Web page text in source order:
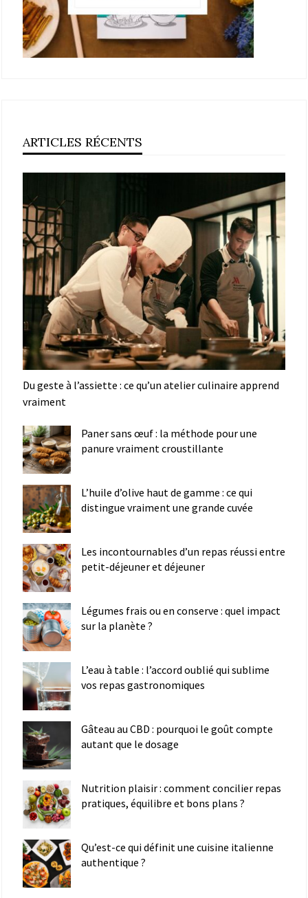
ARTICLES RÉCENTS
Du geste à l’assiette : ce qu’un atelier culinaire apprend
vraiment
Paner sans œuf : la méthode pour une
panure vraiment croustillante
L’huile d’olive haut de gamme : ce qui
distingue vraiment une grande cuvée
Les incontournables d’un repas réussi entre
petit-déjeuner et déjeuner
Légumes frais ou en conserve : quel impact
sur la planète ?
L’eau à table : l’accord oublié qui sublime
vos repas gastronomiques
Gâteau au CBD : pourquoi le goût compte
autant que le dosage
Nutrition plaisir : comment concilier repas
pratiques, équilibre et bons plans ?
Qu’est-ce qui définit une cuisine italienne
authentique ?